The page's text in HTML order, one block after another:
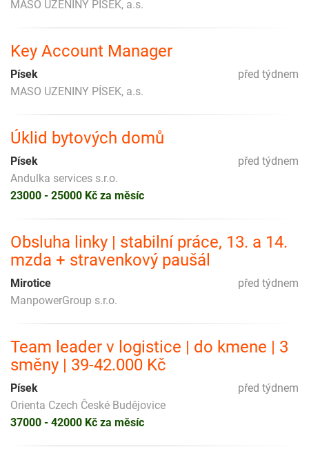
MASO UZENINY PÍSEK, a.s.
Key Account Manager
před týdnem
Písek
MASO UZENINY PÍSEK, a.s.
Úklid bytových domů
před týdnem
Písek
Andulka services s.r.o.
23000 - 25000 Kč za měsíc
Obsluha linky | stabilní práce, 13. a 14.
mzda + stravenkový paušál
před týdnem
Mirotice
ManpowerGroup s.r.o.
Team leader v logistice | do kmene | 3
směny | 39-42.000 Kč
před týdnem
Písek
Orienta Czech České Budějovice
37000 - 42000 Kč za měsíc